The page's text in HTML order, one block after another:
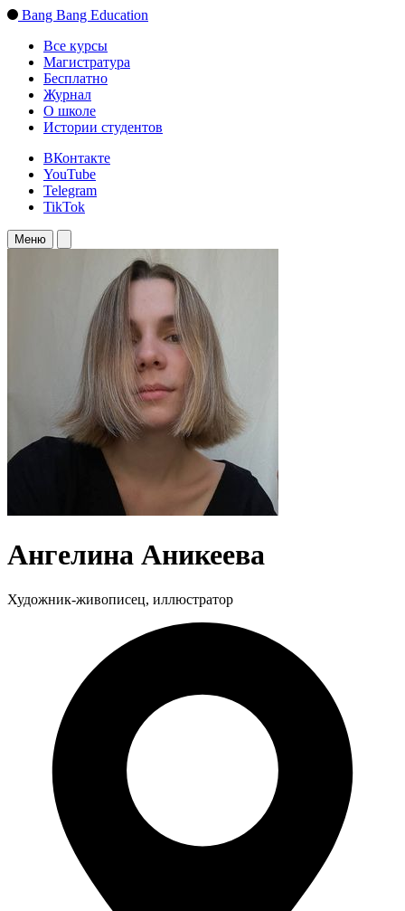
Bang Bang Education
Все курсы
Магистратура
Бесплатно
Журнал
О школе
Истории студентов
ВКонтакте
YouTube
Telegram
TikTok
Меню
Ангелина Аникеева
Художник-живописец, иллюстратор